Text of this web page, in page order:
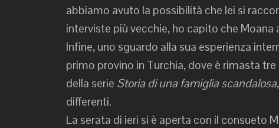
abbiamo avuto la possibilità che lei si
interviste più vecchie, ho capito che
Infine, uno sguardo alla sua esperienza
primo provino in Turchia, dove è rimasta
della serie Storia di una famiglia scandalosa
differenti.
La serata di ieri si è aperta con il consueto